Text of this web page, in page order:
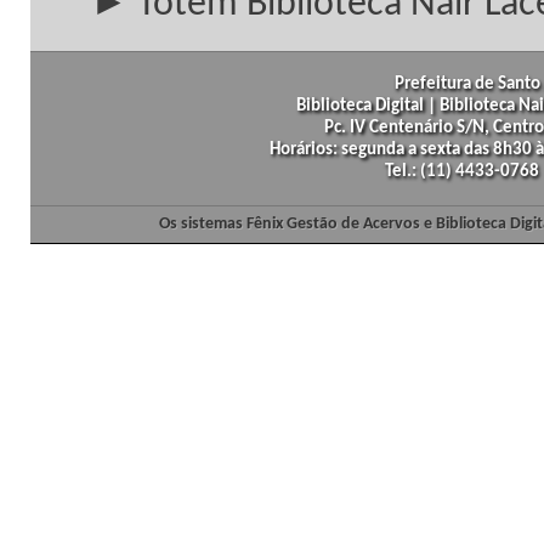
Prefeitura de
Biblioteca Digital | Biblioteca
Pc. IV Centenário S/N,
Horários: segunda a sexta das
Tel.: (11) 4433-
Os sistemas Fênix Gestão de Acervos e Biblioteca